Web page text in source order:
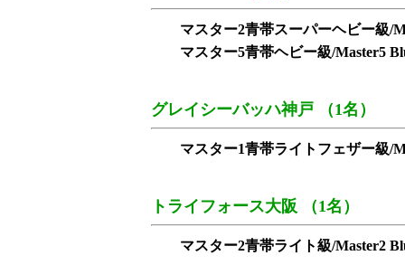
マスター2青帯スーパーヘビー級/
マスター5青帯ヘビー級/Master5
グレイシーバッハ神戸 （1名）
マスター1青帯ライトフェザー級/
トライフォース大阪 （1名）
マスター2青帯ライト級/Master2